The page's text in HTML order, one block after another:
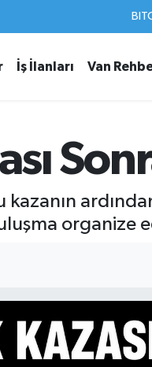
İş İlanları Van
organize